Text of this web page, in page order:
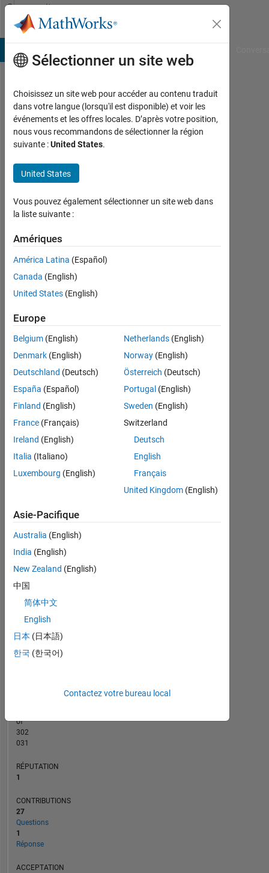
Passer au contenu
Community
Profile
Mahua
Nandy(Pal)
MCKVIE/WBUT
Actif
depuis
Followers:
Following:
Message
Asst.
prof.
Professional
neural
net,Pattern
Classification,GA
plus
Tableau de bord
Statistiques
CONTRIBUTIONS L
-2
-1
2
5
6
9
10
03/12
09/13
03/15
09/16
09/19
03/21
09/22
09/25
12/13
09/15
06/17
03/19
12/20
06/24
of
302
031
RÉPUTATION
1
CONTRIBUTIONS
27
Questions
1
Réponse
ACCEPTATION
Sélectionner un site web
Choisissez un site web pour accéder au contenu traduit
dans votre langue (lorsqu'il est disponible) et voir les
événements et les offres locales. D’après votre position,
nous vous recommandons de sélectionner la région
suivante :United States.
United States
Vous pouvez également sélectionner un site web dans
la liste suivante :
Amériques
América Latina (Español)
Canada (English)
United States (English)
Europe
Belgium (English)
Denmark (English)
Deutschland (Deutsch)
España (Español)
Finland (English)
France (Français)
Ireland (English)
Italia (Italiano)
Luxembourg (English)
Netherlands(English)
Norway(English)
Österreich (Deutsch)
Portugal (English)
Sweden (English)
Switzerland
Deutsch
English
Français
United Kingdom(English)
Asie-Pacifique
Australia (English)
India (English)
New Zealand (English)
中国
简体中文
English
日本 (日本語)
한국 (한국어)
Contactez votre bureau local